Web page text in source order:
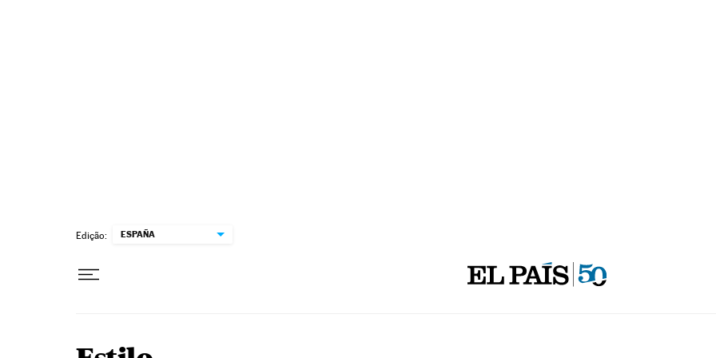
Edição: ESPAÑA